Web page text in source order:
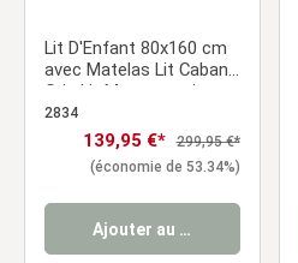
Lit D'Enfant 80x160 cm
avec Matelas Lit Cabane
Gris Lit Montessori
Bébé Lit Maison
Sommier à Lattes
2834
Prix de vente :
139,95 €* Prix régulier :
299,95 €*
(économie de 53.34%)
Ajouter au panier